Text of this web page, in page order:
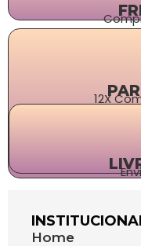
12X
Home